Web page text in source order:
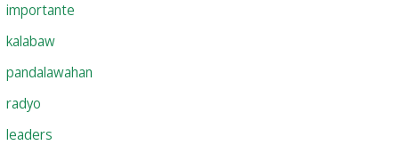
importante
kalabaw
pandalawahan
radyo
leaders